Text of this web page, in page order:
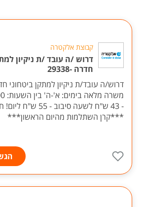
קבוצת אלקטרה
דרוש /ה עובד /ת ניקיון
חדרה -29338
- 43 ש"ח לשעה סיבוב -
***קרן השתלמות מהיום הראשון***